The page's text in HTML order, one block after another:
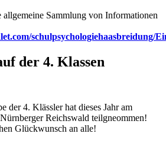
Sammlung von Informationen
schulpsychologiehaasbreidung/
der 4. Klassen
der 4. Klässler hat dieses Jahr am
Reichswald teilgneommen!
Glückwunsch an alle!